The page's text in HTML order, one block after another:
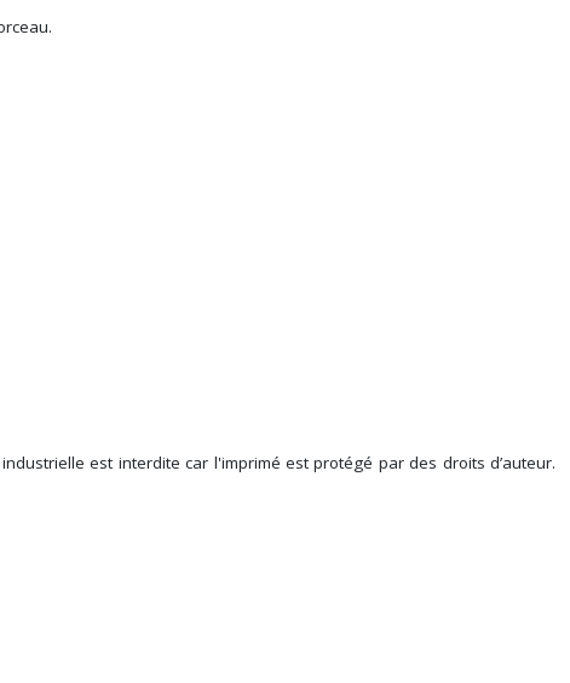
est interdite car l'imprimé est protégé par des droits d’auteur.